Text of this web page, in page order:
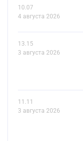
10.07
4 августа 2026
13.15
3 августа 2026
11.11
3 августа 2026